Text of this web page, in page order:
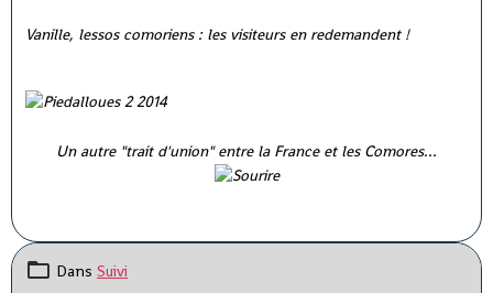
Vanille, lessos comoriens : les visiteurs en redemandent !
Un autre "trait d'union" entre la France et les Comores...
Dans Suivi